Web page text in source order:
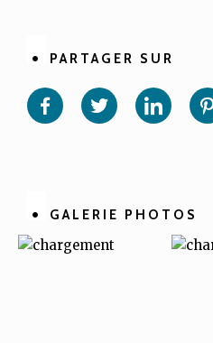
PARTAGER SUR
Partager
sur
Partager
sur sur
GALERIE PHOTOS